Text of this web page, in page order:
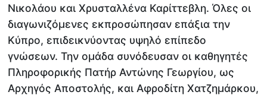
Νικολάου και Χρυσταλλένα Καρίττεβλη. Όλες οι
διαγωνιζόμενες εκπροσώπησαν επάξια την
Κύπρο, επιδεικνύοντας υψηλό επίπεδο
γνώσεων. Την ομάδα συνόδευσαν οι καθηγητές
Πληροφορικής Πατήρ Αντώνης Γεωργίου, ως
Αρχηγός Αποστολής, και Αφροδίτη Χατζημάρκου,